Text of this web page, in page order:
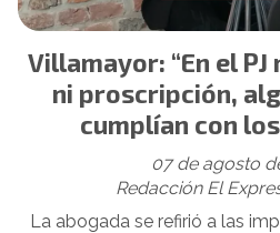
Villamayor: “En el
ni proscripción,
cumplían con
Redacción El
07 de agosto
La abogada se refirió a las